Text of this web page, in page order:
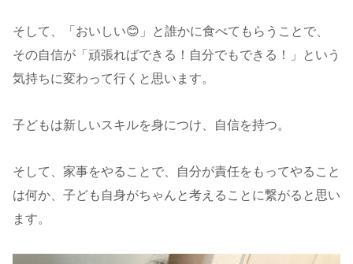
そして、「おいしい😊」と誰かに食べてもらうことで、
その自信が「頑張ればできる！自分でもできる！」という
気持ちに変わって行くと思います。
子どもは新しいスキルを身につけ、自信を持つ。
そして、家事をやることで、自分が責任をもってやること
は何か、子ども自身がちゃんと考えることに繋がると思い
ます。